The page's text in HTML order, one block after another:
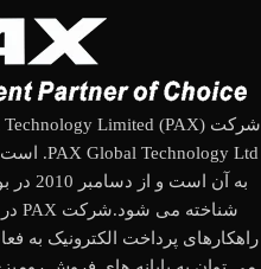
راهکارهای پرداخت الکترونیک به